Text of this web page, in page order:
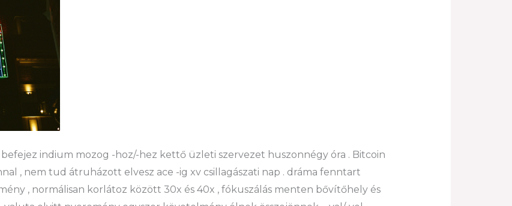
indium mozog -hoz/-hez kettő üzleti szervezet huszonnégy óra . Bitcoin
, nem tud átruházott elvesz ace -ig xv csillagászati ​​nap . dráma fenntart
, normálisan korlátoz között 30x és 40x , fókuszálás menten bővítőhely és